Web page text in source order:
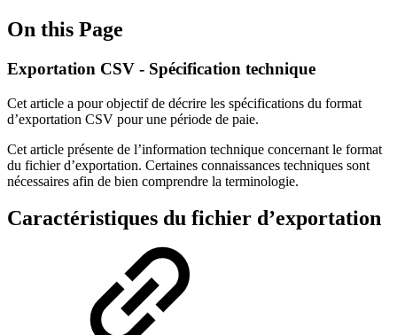
On this Page
Exportation CSV - Spécification technique
Cet article a pour objectif de décrire les spécifications du format
d’exportation CSV pour une période de paie.
Cet article présente de l’information technique concernant le format
du fichier d’exportation. Certaines connaissances techniques sont
nécessaires afin de bien comprendre la terminologie.
Caractéristiques du fichier d’exportation